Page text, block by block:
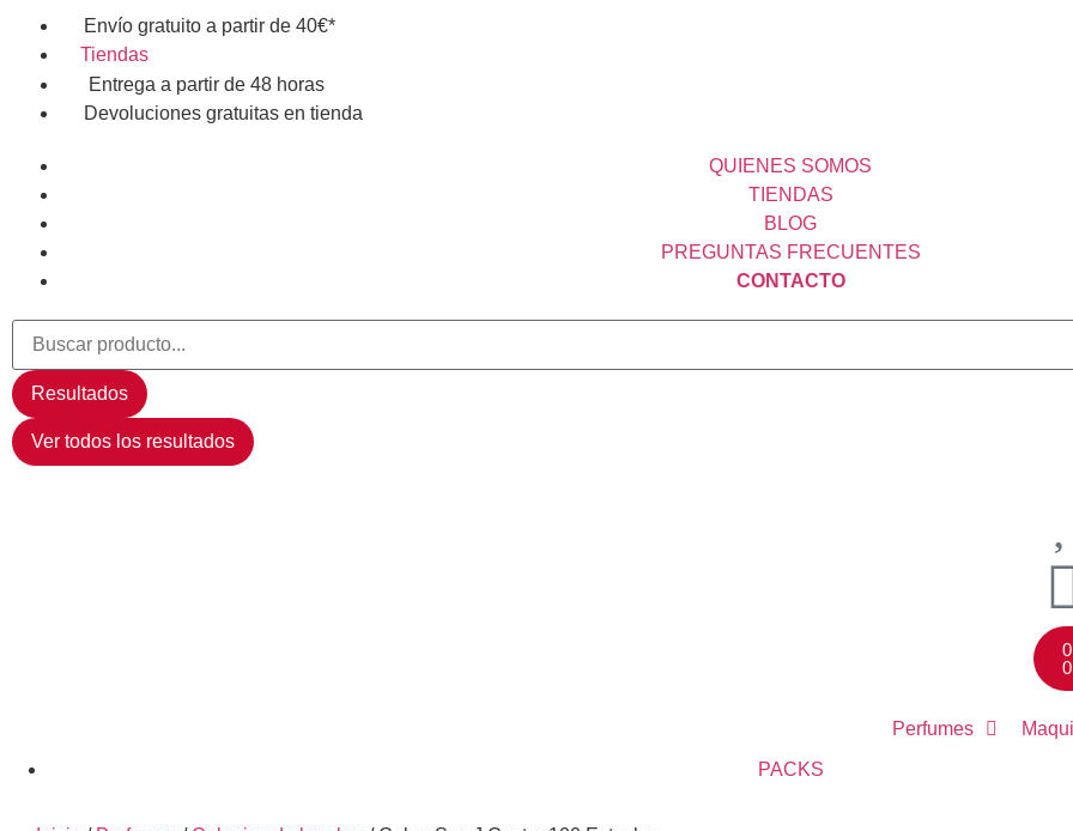
Envío gratuito a partir de 40€*
Tiendas
Entrega a partir de 48 horas
Devoluciones gratuitas en tienda
QUIENES SOMOS
TIENDAS
BLOG
PREGUNTAS FRECUENTES
CONTACTO
Resultados
Ver todos los resultados
0
Perfumes
PACKS